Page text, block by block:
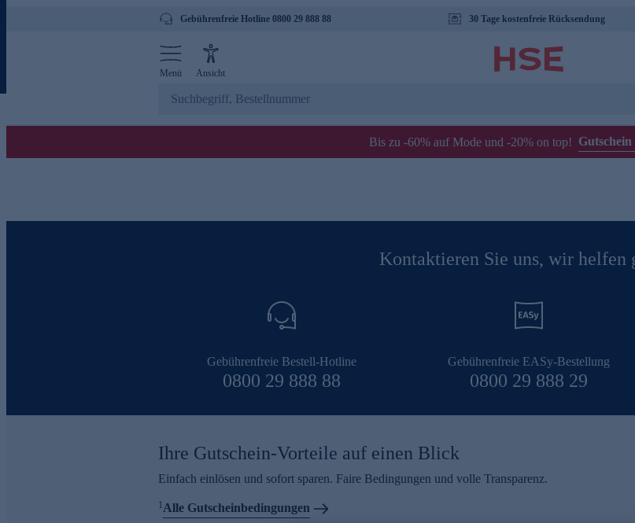
Gebührenfreie Hotline 0800 29 888 88 30 Tage kostenfreie Rücksendung
Menü Ansicht
Bis zu -60% auf Mode und -20% on top!
Kontaktieren Sie uns, wir helfen
Gebührenfreie Bestell-Hotline
0800 29 888 88
Gebührenfreie EASy-Bestellung
0800 29 888 29
Ihre Gutschein-Vorteile auf einen Blick
Einfach einlösen und sofort sparen. Faire Bedingungen und volle Transparenz.
1Alle Gutscheinbedingungen